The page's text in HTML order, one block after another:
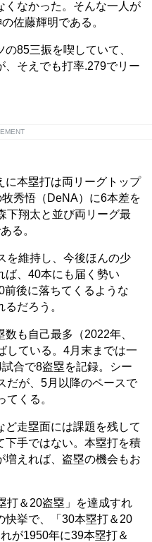
くなかった。そんな一人が
佐藤輝明である。
85三振を喫していて、
、そえでも打率.279でリー
本塁打は両リーグトップ
秀悟（DeNA）に6本差を
下翔太と並び両リーグ最
る。
維持し、今後ほんの少
ば、40本にも届く勢い
前後に落ちてくるような
だろう。
も自己最多（2022年、
している。4月末までは一
合で8盗塁を記録。シー
だが、5月以降のペースで
くる。
走塁面には課題を残して
下手ではない。本塁打を積
増えれば、盗塁の機会もお
＆20盗塁」を達成すれ
快挙で、「30本塁打＆20
が1950年に39本塁打＆